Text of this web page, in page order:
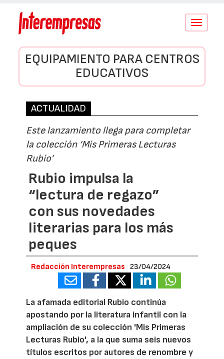
Conmutar
EQUIPAMIENTO PARA CENTROS
EDUCATIVOS
ACTUALIDAD
Este lanzamiento llega para completar
la colección ‘Mis Primeras Lecturas
Rubio’
Rubio impulsa la
“lectura de regazo”
con sus novedades
literarias para los más
peques
Redacción Interempresas 23/04/2024
La afamada editorial Rubio continúa
apostando por la literatura infantil con la
ampliación de su colección 'Mis Primeras
Lecturas Rubio', a la que suma seis nuevos
títulos escritos por autores de renombre y